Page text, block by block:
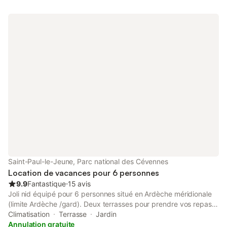
Saint-Paul-le-Jeune, Parc national des Cévennes
Location de vacances pour 6 personnes
9.9Fantastique⋅15 avis
Joli nid équipé pour 6 personnes situé en Ardèche méridionale
(limite Ardèche /gard). Deux terrasses pour prendre vos repas
en fonction de vos goûts (ombre, soleil, ...). Proximité de tous
commerces : (alimentation, boucherie, traiteur, pharmacie,
Climatisation Terrasse
Jardin
Annulation gratuite